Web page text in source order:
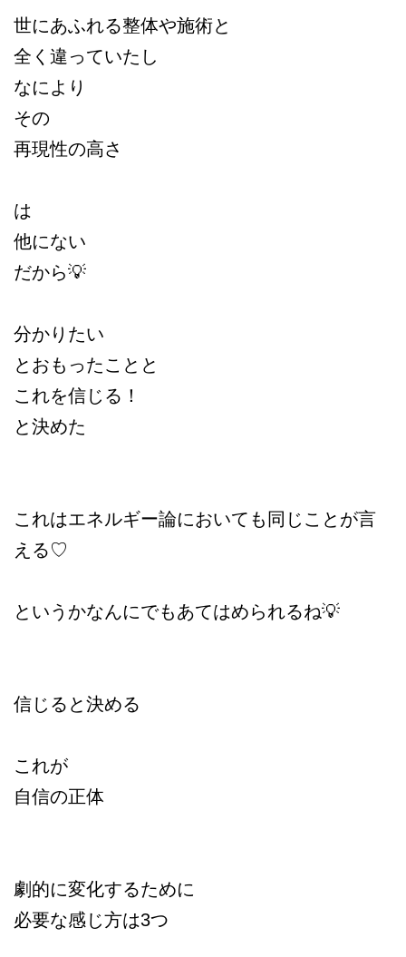
世にあふれる整体や施術と
全く違っていたし
なにより
その
再現性の高さ
は
他にない
だから💡
分かりたい
とおもったことと
これを信じる！
と決めた
これはエネルギー論においても同じことが言
える♡
というかなんにでもあてはめられるね💡
信じると決める
これが
自信の正体
劇的に変化するために
必要な感じ方は3つ